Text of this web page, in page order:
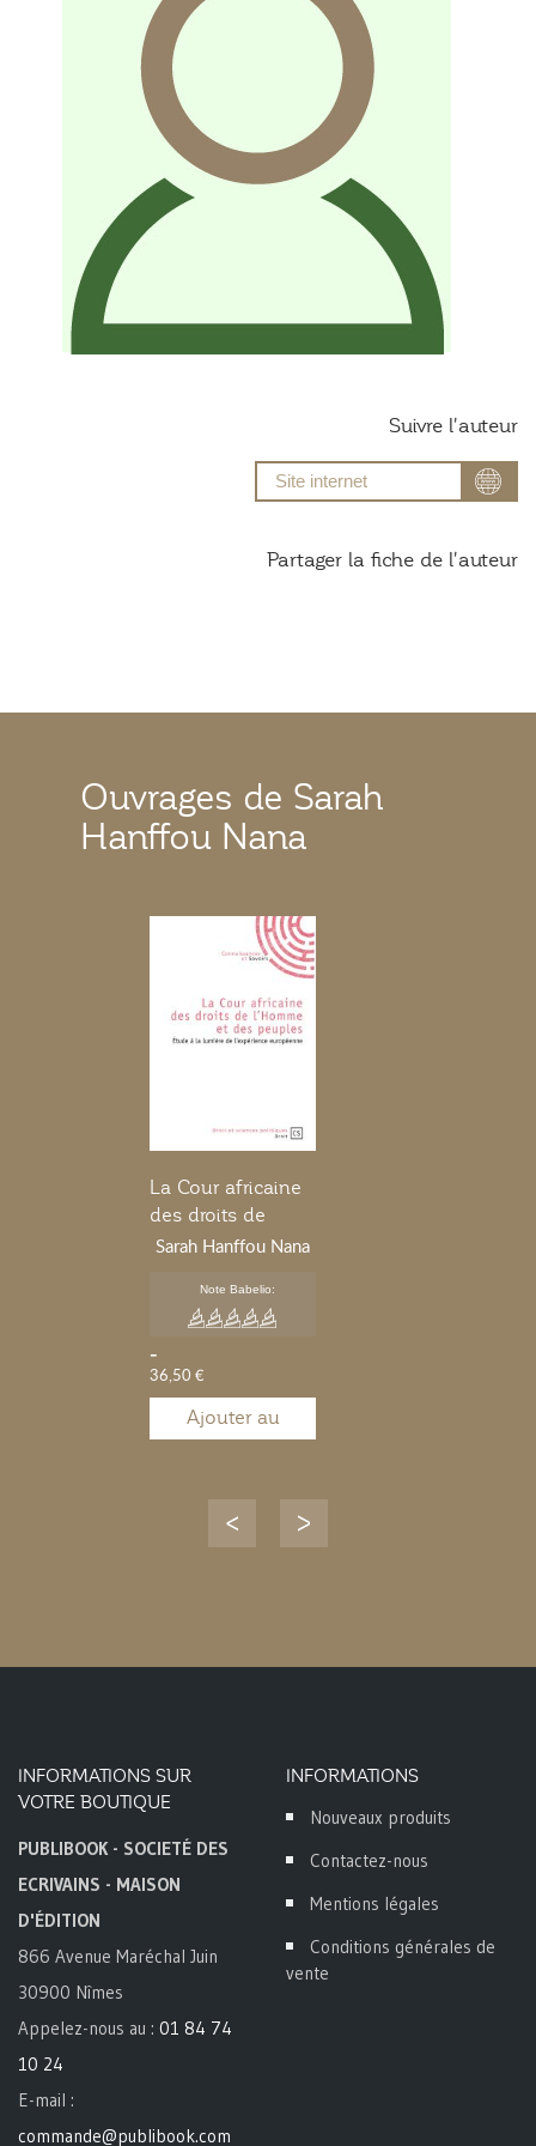
Suivre l'auteur
Site internet
Partager la fiche de l'auteur
Ouvrages de Sarah
Hanffou Nana
La Cour africaine
des droits de
l'Homme et des
Sarah Hanffou Nana
Note Babelio:
-
36,50 €
Ajouter au
INFORMATIONS SUR
VOTRE BOUTIQUE
PUBLIBOOK - SOCIETÉ DES
ECRIVAINS - MAISON
D'ÉDITION
866 Avenue Maréchal Juin
30900 Nîmes
Appelez-nous au : 01 84 74
10 24
E-mail :
commande@publibook.com
INFORMATIONS
Nouveaux produits
Contactez-nous
Mentions légales
Conditions générales de
vente